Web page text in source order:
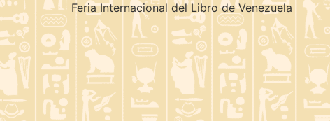
Feria Internacional del Libro de Venezuela